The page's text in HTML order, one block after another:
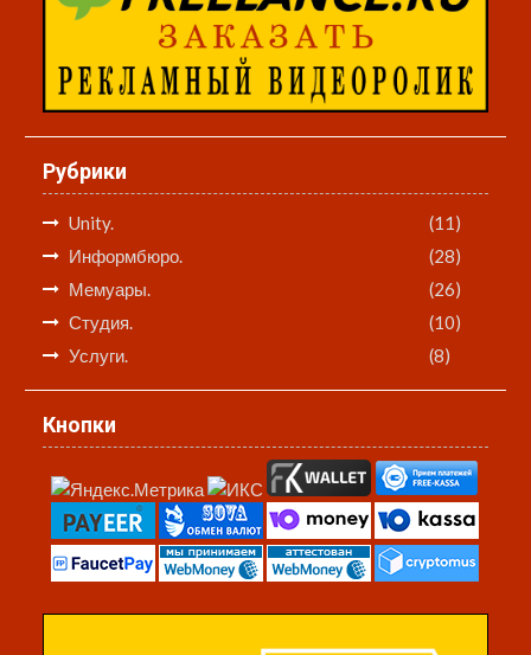
Рубрики
Unity.
(11)
Информбюро.
(28)
Мемуары.
(26)
Студия.
(10)
Услуги.
(8)
Кнопки